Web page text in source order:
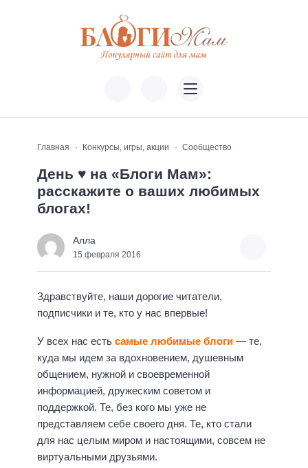
Главная Конкурсы, игры, акции Сообщество
День ♥ на «Блоги Мам»:
расскажите о ваших любимых
блогах!
Алла
15 февраля 2016
Здравствуйте, наши дорогие читатели,
подписчики и те, кто у нас впервые!
У всех нас есть самые любимые блоги — те,
куда мы идем за вдохновением, душевным
общением, нужной и своевременной
информацией, дружеским советом и
поддержкой. Те, без кого мы уже не
представляем себе своего дня. Те, кто стали
для нас целым миром и настоящими, совсем не
виртуальными друзьями.